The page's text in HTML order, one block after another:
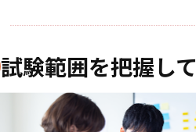
試験範囲を把握して